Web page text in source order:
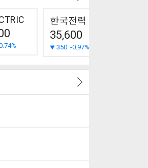
한국전력
35,600
350 -0.97%